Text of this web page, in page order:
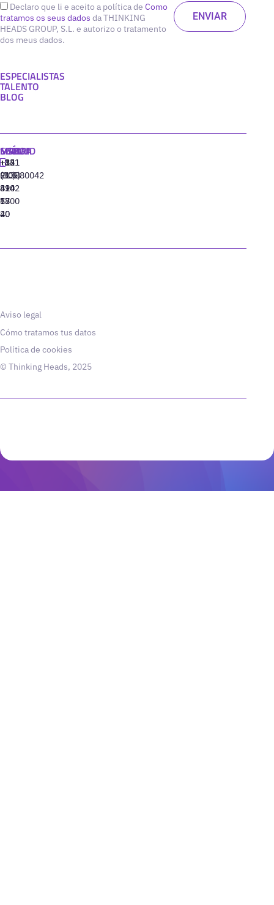
Declaro que li e aceito a política de Como
tratamos os seus dados da THINKING
HEADS GROUP, S.L. e autorizo o tratamento
dos meus dados.
ESPECIALISTAS
TALENTO
BLOG
MADRID
+34
91
310
77
40
MIAMI
+1
(305)
424
13
20
SEÚL
+82
(10)
8942
6800
LISBOA
‪+351
213880042
Aviso legal
Cómo tratamos tus datos
Política de cookies
© Thinking Heads, 2025